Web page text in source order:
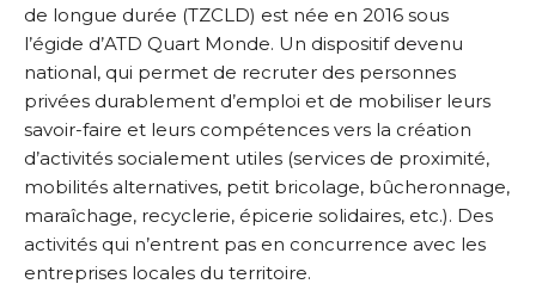
de longue durée (TZCLD) est née en 2016 sous
l’égide d’ATD Quart Monde. Un dispositif devenu
national, qui permet de recruter des personnes
privées durablement d’emploi et de mobiliser leurs
savoir-faire et leurs compétences vers la création
d’activités socialement utiles (services de proximité,
mobilités alternatives, petit bricolage, bûcheronnage,
maraîchage, recyclerie, épicerie solidaires, etc.). Des
activités qui n’entrent pas en concurrence avec les
entreprises locales du territoire.